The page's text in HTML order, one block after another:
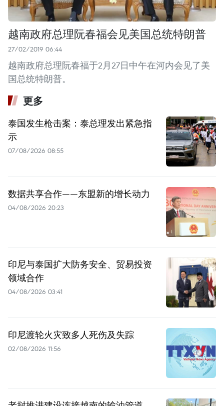
越南政府总理阮春福会见美国总统特朗普
27/02/2019 06:44
越南政府总理阮春福于2月27日中午在河内会见了美
国总统特朗普。
更多
泰国发生枪击案：泰总理发出紧急指
示
07/08/2026 08:55
数据共享合作——东盟新的增长动力
04/08/2026 20:23
印尼与泰国扩大防务安全、贸易投资
领域合作
04/08/2026 03:41
印尼渡轮火灾致多人死伤及失踪
02/08/2026 11:56